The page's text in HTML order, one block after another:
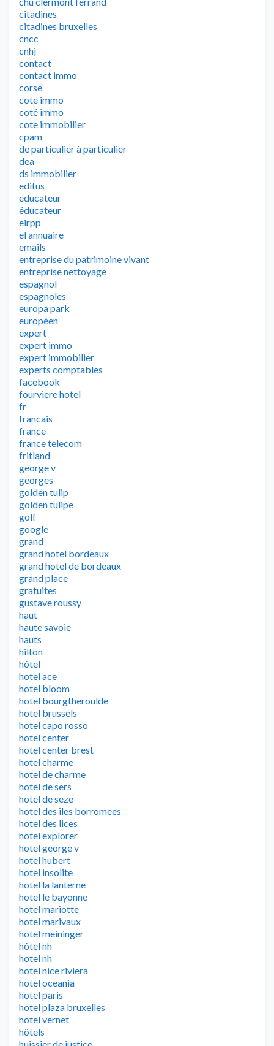
citadines
citadines bruxelles
cncc
cnhj
contact
contact immo
corse
cote immo
coté immo
cote immobilier
cpam
de particulier à particulier
dea
ds immobilier
editus
educateur
éducateur
eirpp
el annuaire
emails
entreprise du patrimoine vivant
entreprise nettoyage
espagnol
espagnoles
europa park
européen
expert
expert immo
expert immobilier
experts comptables
facebook
fourviere hotel
fr
francais
france
france telecom
fritland
george v
georges
golden tulip
golden tulipe
golf
google
grand
grand hotel bordeaux
grand hotel de bordeaux
grand place
gratuites
gustave roussy
haut
haute savoie
hauts
hilton
hôtel
hotel ace
hotel bloom
hotel bourgtheroulde
hotel brussels
hotel capo rosso
hotel center
hotel center brest
hotel charme
hotel de charme
hotel de sers
hotel de seze
hotel des iles borromees
hotel des lices
hotel explorer
hotel george v
hotel hubert
hotel insolite
hotel la lanterne
hotel le bayonne
hotel mariotte
hotel marivaux
hotel meininger
hôtel nh
hotel nh
hotel nice riviera
hotel oceania
hotel paris
hotel plaza bruxelles
hotel vernet
hôtels